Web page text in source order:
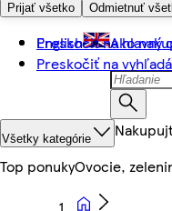
Prijať všetko Odmietnuť
Preskočiť na hlavný
Preskočiť na
English Ako
Všetky kategórie
Top ponukyOvocie,